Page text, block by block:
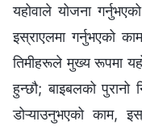
यहोवाले योजना
इस्राएलमा गर्नुभएको
तिमीहरूले मुख्य रूपमा
हुन्छौ; बाइबलको
डोऱ्याउनुभएको काम,